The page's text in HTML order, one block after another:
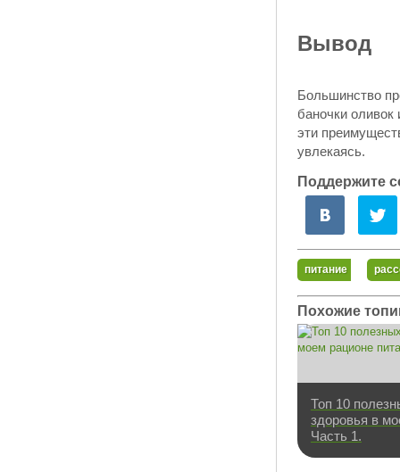
Вывод
Большинство
баночки
эти
увлекаясь.
Поддержите
питание
Похожие
Топ 10
здоровья в
Часть 1.